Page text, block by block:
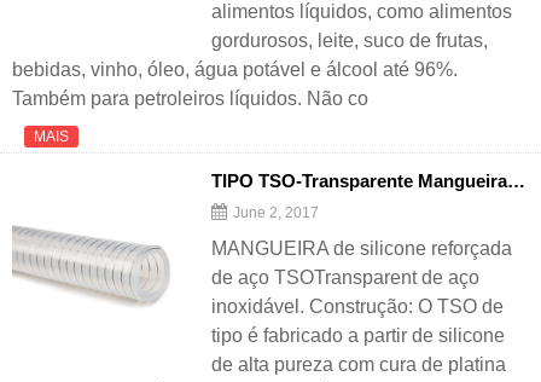
alimentos líquidos, como alimentos
gordurosos, leite, suco de frutas,
bebidas, vinho, óleo, água potável e álcool até 96%.
Também para petroleiros líquidos. Não co
MAIS
TIPO TSO-Transparente Mangueira de silicone reforçada com hélice de aço inoxidável
June 2, 2017
MANGUEIRA de silicone reforçada
de aço TSOTransparent de aço
inoxidável. Construção: O TSO de
tipo é fabricado a partir de silicone
de alta pureza com cura de platina